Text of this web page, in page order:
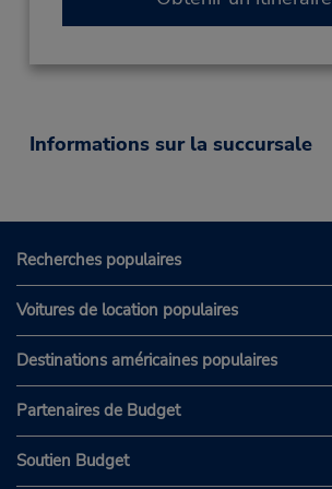
Informations sur la succursale
Recherches populaires
Voitures de location populaires
Destinations américaines populaires
Partenaires de Budget
Soutien Budget